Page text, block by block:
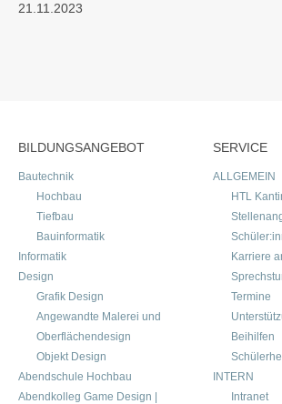
21.11.2023
BILDUNGSANGEBOT
Bautechnik
Hochbau
Tiefbau
Bauinformatik
Informatik
Design
Grafik Design
Angewandte Malerei und
Oberflächendesign
Objekt Design
Abendschule Hochbau
Abendkolleg Game Design |
SERVICE
ALLGEMEIN
HTL
Karriere
Termine
Beihilfen
INTERN
Intranet